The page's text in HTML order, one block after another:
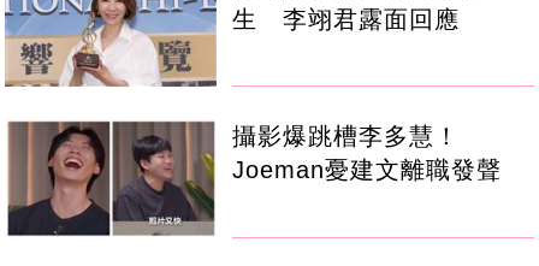
生 李翊君露面回應
攝影爆跳槽李多慧！
Joeman憂建文離職發聲